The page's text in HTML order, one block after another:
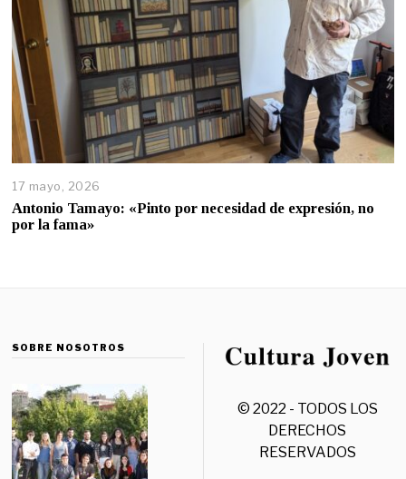
17 mayo, 2026
Antonio Tamayo: «Pinto por necesidad de expresión, no
por la fama»
SOBRE NOSOTROS
© 2022 - TODOS LOS
DERECHOS
RESERVADOS